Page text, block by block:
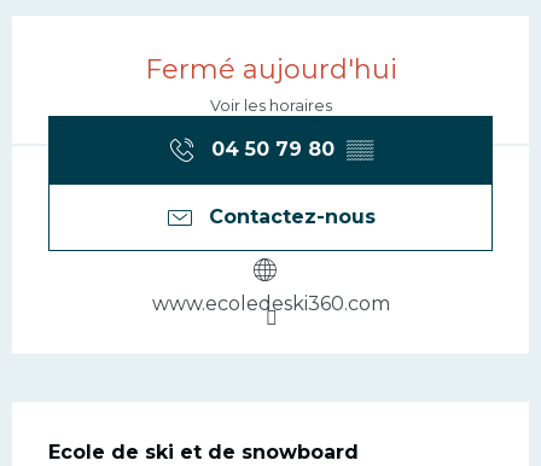
Ouverture et
Fermé aujourd'hui
Voir les horaires
04 50 79 80 ▒▒
Contactez-nous
www.ecoledeski360.com
Description
Ecole de ski et de snowboard